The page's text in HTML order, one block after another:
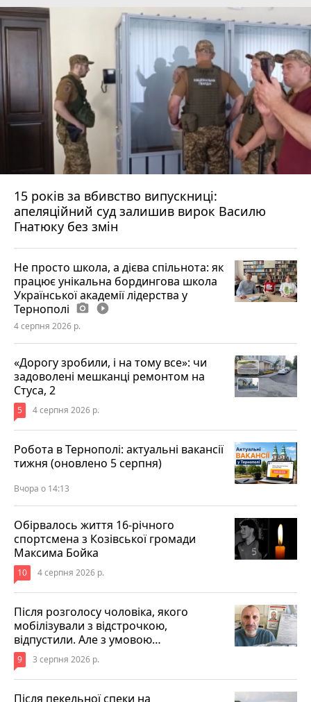
15 років за вбивство випускниці:
апеляційний суд залишив вирок Василю
Гнатюку без змін
Не просто школа, а дієва спільнота: як
працює унікальна бордингова школа
Української академії лідерства у
Тернополі photo_camera play_circle_filled
4 серпня 2026 р.
«Дорогу зробили, і на тому все»: чи
задоволені мешканці ремонтом на
Стуса, 2
5 4 серпня 2026 р.
Робота в Тернополі: актуальні вакансії
тижня (оновлено 5 серпня)
Вчора о 14:13
Обірвалось життя 16-річного
спортсмена з Козівської громади
Максима Бойка
10 4 серпня 2026 р.
Після розголосу чоловіка, якого
мобілізували з відстрочкою,
відпустили. Але з умовою…
9 3 серпня 2026 р.
Після пекельної спеки на